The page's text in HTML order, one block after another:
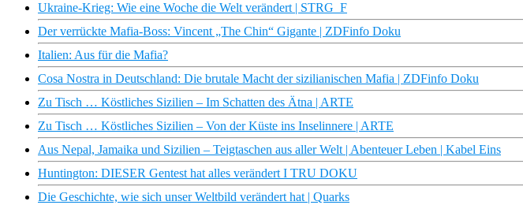
Ukraine-Krieg: Wie eine Woche die Welt verändert | STRG_F
Der verrückte Mafia-Boss: Vincent „The Chin“ Gigante | ZDFinfo Doku
Italien: Aus für die Mafia?
Cosa Nostra in Deutschland: Die brutale Macht der sizilianischen Mafia | ZDFinfo Doku
Zu Tisch … Köstliches Sizilien – Im Schatten des Ätna | ARTE
Zu Tisch … Köstliches Sizilien – Von der Küste ins Inselinnere | ARTE
Aus Nepal, Jamaika und Sizilien – Teigtaschen aus aller Welt | Abenteuer Leben | Kabel Eins
Huntington: DIESER Gentest hat alles verändert I TRU DOKU
Die Geschichte, wie sich unser Weltbild verändert hat | Quarks